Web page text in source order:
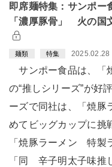
即席麺特集：サンポ
「濃厚豚骨」 火の国
麺類 特集 2025.02.28
サンポー食品は、「
の“推しシリーズ”が好
ーズで同社は、「焼豚
めてビッグカップに挑
「焼豚ラーメン 特製
「同 辛子明太子味推